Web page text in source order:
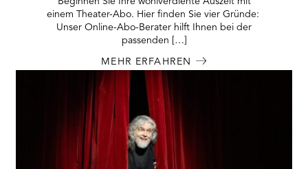
einem Theater-Abo. Hier finden Sie vier Gründe:
Unser Online-Abo-Berater hilft Ihnen bei der
passenden […]
MEHR ERFAHREN